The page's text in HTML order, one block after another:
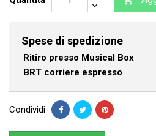
Spese di spedizione
Ritiro presso Musical Box
BRT corriere espresso
Condividi